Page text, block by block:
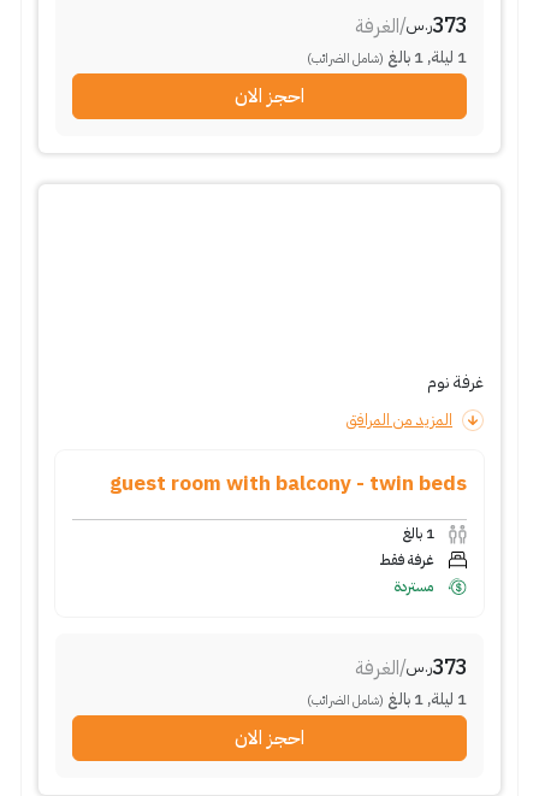
373ر.س/الغرفة
1 ليلة,
1 بالغ (شامل الضرائب)
احجز الان
غرفة نوم
المزيد من المرافق
guest room with balcony - twin beds
1 بالغ
غرفة فقط
مستردة
373ر.س/الغرفة
1 ليلة,
1 بالغ (شامل الضرائب)
احجز الان